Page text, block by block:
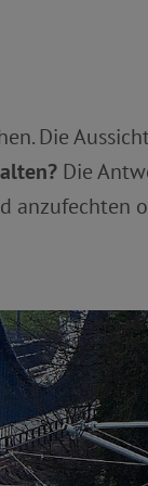
Die
Die
anzufechten